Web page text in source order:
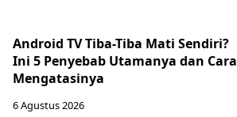
Android TV Tiba-Tiba Mati Sendiri?
Ini 5 Penyebab Utamanya dan Cara
Mengatasinya
6 Agustus 2026